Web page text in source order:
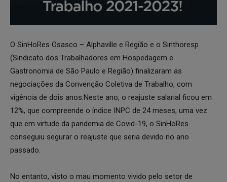
O SinHoRes Osasco – Alphaville e Região e o Sinthoresp
(Sindicato dos Trabalhadores em Hospedagem e
Gastronomia de São Paulo e Região) finalizaram as
negociações da Convenção Coletiva de Trabalho, com
vigência de dois anos.Neste ano, o reajuste salarial ficou em
12%, que compreende o índice INPC de 24 meses, uma vez
que em virtude da pandemia de Covid-19, o SinHoRes
conseguiu segurar o reajuste que seria devido no ano
passado.
No entanto, visto o mau momento vivido pelo setor de